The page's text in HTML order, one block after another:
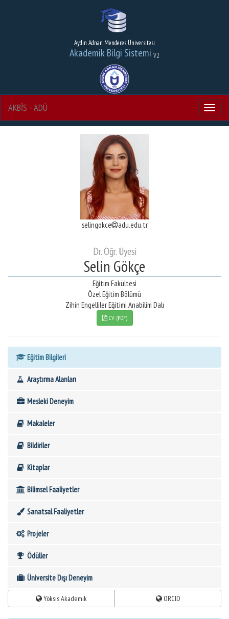
Aydın Adnan Menderes Üniversitesi
Akademik Bilgi Sistemi V2
Menu
AKBİS - ADÜ
selingokce adu.edu.tr
Dr. Öğr. Üyesi
Selin Gökçe
Eğitim Fakültesi
Özel Eğitim Bölümü
Zihin Engelliler Eğitimi Anabilim Dalı
CV (PDF)
Eğitim Bilgileri
Araştırma Alanları
Mesleki Deneyim
Makaleler
Bildiriler
Kitaplar
Bilimsel Faaliyetler
Sanatsal Faaliyetler
Projeler
Ödüller
Üniversite Dışı Deneyim
Yöksis Akademik ORCID